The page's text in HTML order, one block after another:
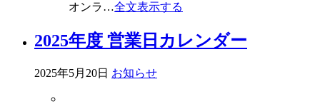
オンラ…全文表示する
2025年度 営業日カレンダー
2025年5月20日 お知らせ